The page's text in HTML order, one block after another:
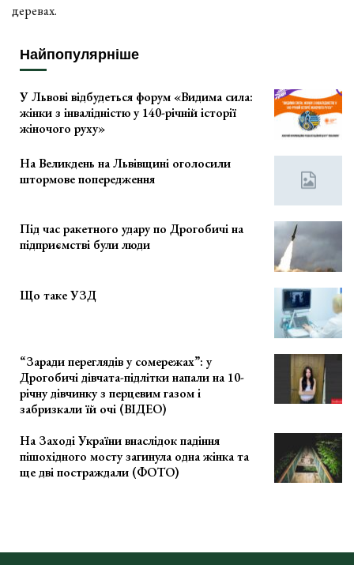
деревах.
Найпопулярніше
У Львові відбудеться форум «Видима сила:
жінки з інвалідністю у 140-річній історії
жіночого руху»
На Великдень на Львівщині оголосили
штормове попередження
Під час ракетного удару по Дрогобичі на
підприємстві були люди
Що таке УЗД
“Заради переглядів у сомережах”: у
Дрогобичі дівчата-підлітки напали на 10-
річну дівчинку з перцевим газом і
забризкали їй очі (ВІДЕО)
На Заході України внаслідок падіння
пішохідного мосту загинула одна жінка та
ще дві постраждали (ФОТО)